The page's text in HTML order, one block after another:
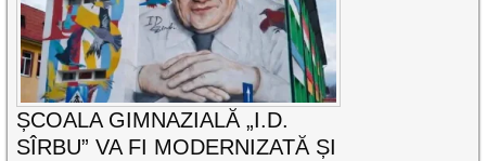
ȘCOALA GIMNAZIALĂ „I.D.
SÎRBU” VA FI MODERNIZATĂ ȘI